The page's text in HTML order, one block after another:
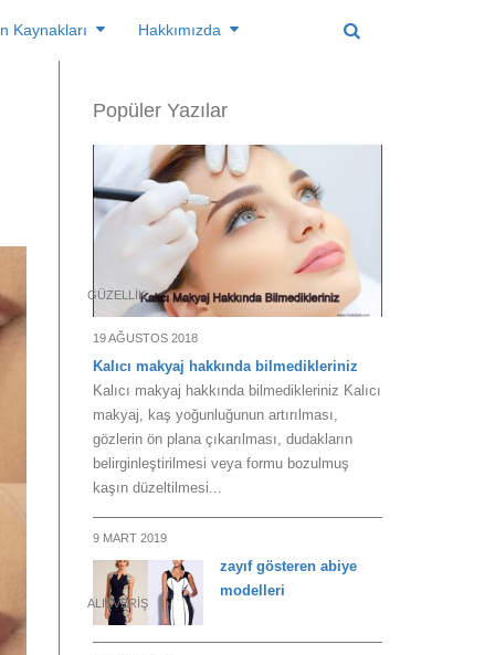
Kaynakları Hakkımızda
Popüler Yazılar
GÜZELLIK
19 AĞUSTOS 2018
Kalıcı makyaj hakkında bilmedikleriniz
Kalıcı makyaj hakkında bilmedikleriniz Kalıcı
makyaj, kaş yoğunluğunun artırılması,
gözlerin ön plana çıkarılması, dudakların
belirginleştirilmesi veya formu bozulmuş
kaşın düzeltilmesi...
9 MART 2019
ALIŞVERIŞ
zayıf gösteren abiye
modelleri